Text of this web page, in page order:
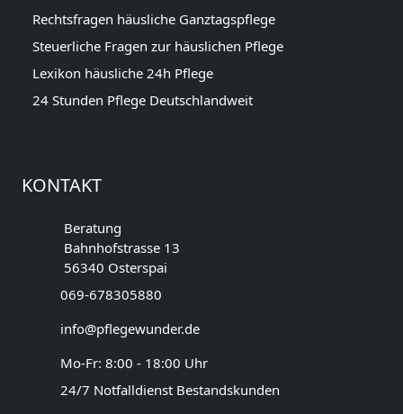
Rechtsfragen häusliche Ganztagspflege
Steuerliche Fragen zur häuslichen Pflege
Lexikon häusliche 24h Pflege
24 Stunden Pflege Deutschlandweit
KONTAKT
Beratung
Bahnhofstrasse 13
56340 Osterspai
069-678305880
info@pflegewunder.de
Mo-Fr: 8:00 - 18:00 Uhr
24/7 Notfalldienst Bestandskunden